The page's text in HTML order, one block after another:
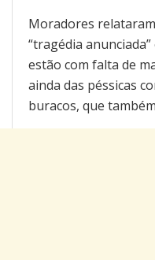
Moradores
“tragédia
estão com falta de
ainda das péssicas
buracos, que